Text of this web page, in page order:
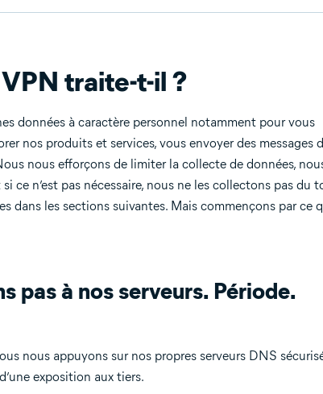
traite-t-il ?
données à caractère personnel notamment pour vous
nos produits et services, vous envoyer des messages
nous efforçons de limiter la collecte de données,
ce n’est pas nécessaire, nous ne les collectons pas du
dans les sections suivantes. Mais commençons par ce
pas à nos serveurs. Période.
nous appuyons sur nos propres serveurs DNS
exposition aux tiers.